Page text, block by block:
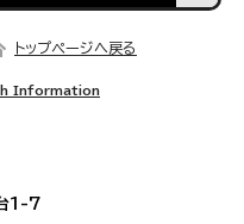
トップページへ戻る
Information
1-7